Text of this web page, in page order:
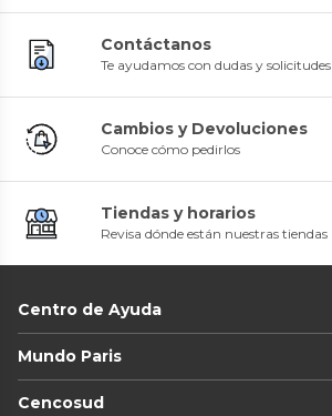
Contáctanos
Te ayudamos con dudas y solicitudes
Cambios y Devoluciones
Conoce cómo pedirlos
Tiendas y horarios
Revisa dónde están nuestras tiendas
Centro de Ayuda
Mundo Paris
Cencosud